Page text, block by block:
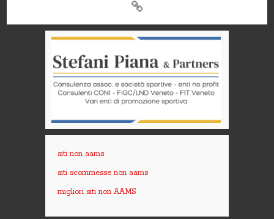
siti non aams
siti scommesse non aams
migliori siti non AAMS